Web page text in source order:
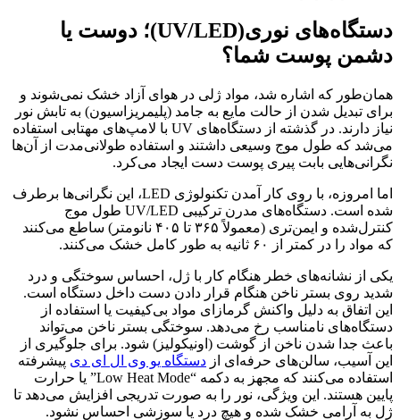
دستگاه‌های نوری(UV/LED)؛ دوست یا
دشمن پوست شما؟
همان‌طور که اشاره شد، مواد ژلی در هوای آزاد خشک نمی‌شوند و
برای تبدیل شدن از حالت مایع به جامد (پلیمریزاسیون) به تابش نور
نیاز دارند. در گذشته از دستگاه‌های UV با لامپ‌های مهتابی استفاده
می‌شد که طول موج وسیعی داشتند و استفاده طولانی‌مدت از آن‌ها
نگرانی‌هایی بابت پیری پوست دست ایجاد می‌کرد.
اما امروزه، با روی کار آمدن تکنولوژی LED، این نگرانی‌ها برطرف
شده است. دستگاه‌های مدرن ترکیبی UV/LED طول موج
کنترل‌شده و ایمن‌تری (معمولاً ۳۶۵ تا ۴۰۵ نانومتر) ساطع می‌کنند
که مواد را در کمتر از ۶۰ ثانیه به طور کامل خشک می‌کنند.
یکی از نشانه‌های خطر هنگام کار با ژل، احساس سوختگی و درد
شدید روی بستر ناخن هنگام قرار دادن دست داخل دستگاه است.
این اتفاق به دلیل واکنش گرمازای مواد بی‌کیفیت یا استفاده از
دستگاه‌های نامناسب رخ می‌دهد. سوختگی بستر ناخن می‌تواند
باعث جدا شدن ناخن از گوشت (اونیکولیز) شود. برای جلوگیری از
این آسیب، سالن‌های حرفه‌ای از دستگاه یو وی ال ای دی پیشرفته
استفاده می‌کنند که مجهز به دکمه “Low Heat Mode” یا حرارت
پایین هستند. این ویژگی، نور را به صورت تدریجی افزایش می‌دهد تا
ژل به آرامی خشک شده و هیچ درد یا سوزشی احساس نشود.